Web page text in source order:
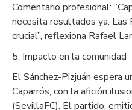
Comentario profesional:
necesita resultados ya. Las
crucial”, reflexiona Rafael
5. Impacto en la comunidad
El Sánchez-Pizjuán espera
Caparrós, con la afición
(SevillaFC). El partido,